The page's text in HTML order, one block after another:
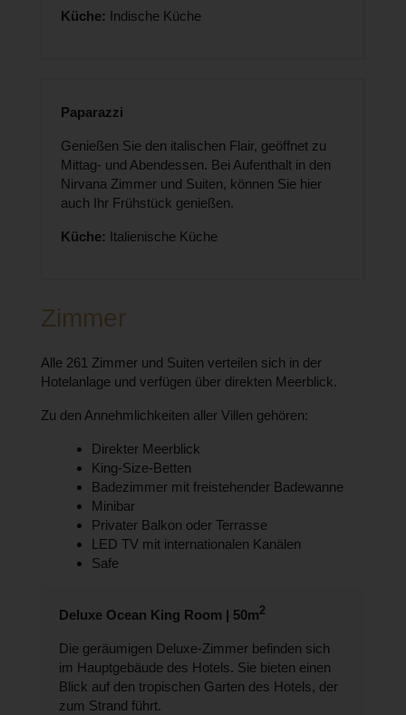
Küche: Indische Küche
Paparazzi
Genießen Sie den italischen Flair, geöffnet zu
Mittag- und Abendessen. Bei Aufenthalt in den
Nirvana Zimmer und Suiten, können Sie hier
auch Ihr Frühstück genießen.
Küche: Italienische Küche
Zimmer
Alle 261 Zimmer und Suiten verteilen sich in der
Hotelanlage und verfügen über direkten Meerblick.
Zu den Annehmlichkeiten aller Villen gehören:
Direkter Meerblick
King-Size-Betten
Badezimmer mit freistehender Badewanne
Minibar
Privater Balkon oder Terrasse
LED TV mit internationalen Kanälen
Safe
Deluxe Ocean King Room | 50m2
Die geräumigen Deluxe-Zimmer befinden sich
im Hauptgebäude des Hotels. Sie bieten einen
Blick auf den tropischen Garten des Hotels, der
zum Strand führt.